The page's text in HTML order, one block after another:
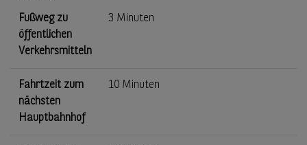
Fußweg zu
öffentlichen
Verkehrsmitteln
3 Minuten
Fahrtzeit zum
nächsten
Hauptbahnhof
10 Minuten